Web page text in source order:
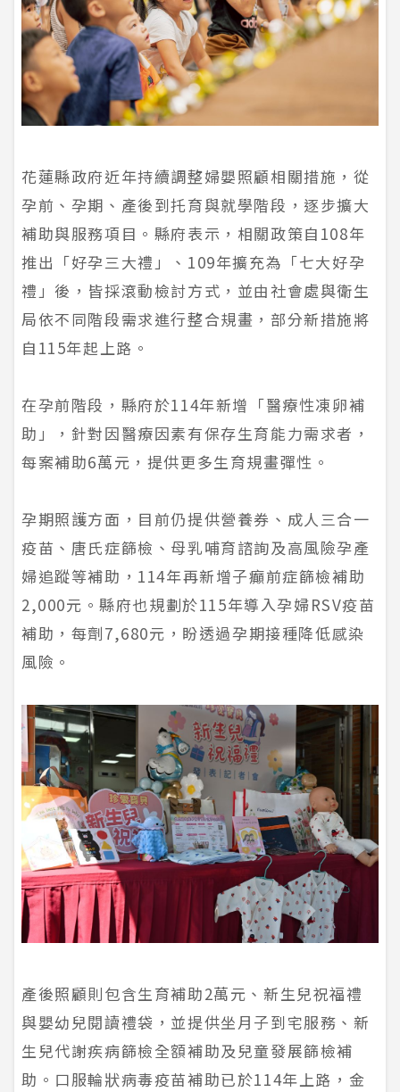
花蓮縣政府近年持續調整婦嬰照顧相關措施，從
孕前、孕期、產後到托育與就學階段，逐步擴大
補助與服務項目。縣府表示，相關政策自108年
推出「好孕三大禮」、109年擴充為「七大好孕
禮」後，皆採滾動檢討方式，並由社會處與衛生
局依不同階段需求進行整合規畫，部分新措施將
自115年起上路。
在孕前階段，縣府於114年新增「醫療性凍卵補
助」，針對因醫療因素有保存生育能力需求者，
每案補助6萬元，提供更多生育規畫彈性。
孕期照護方面，目前仍提供營養券、成人三合一
疫苗、唐氏症篩檢、母乳哺育諮詢及高風險孕產
婦追蹤等補助，114年再新增子癲前症篩檢補助
2,000元。縣府也規劃於115年導入孕婦RSV疫苗
補助，每劑7,680元，盼透過孕期接種降低感染
風險。
產後照顧則包含生育補助2萬元、新生兒祝福禮
與嬰幼兒閱讀禮袋，並提供坐月子到宅服務、新
生兒代謝疾病篩檢全額補助及兒童發展篩檢補
助。口服輪狀病毒疫苗補助已於114年上路，金